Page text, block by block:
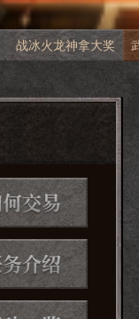
战冰火龙神拿大奖